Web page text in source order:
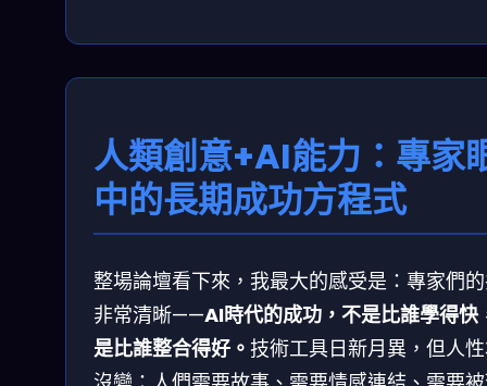
人類創意+AI能力：專家
中的長期成功方程式
整場論壇看下來，我最大的感受是：專家們
非常清晰——AI時代的成功，不是比誰學得快
是比誰整合得好。 技術工具日新月異，但人